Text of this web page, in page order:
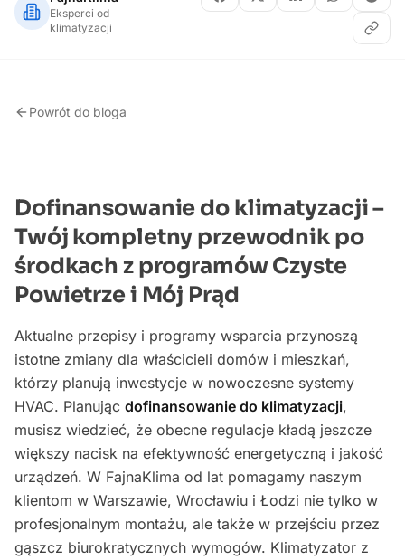
Eksperci od
klimatyzacji
Powrót do bloga
Dofinansowanie do klimatyzacji –
Twój kompletny przewodnik po
środkach z programów Czyste
Powietrze i Mój Prąd
Aktualne przepisy i programy wsparcia przynoszą
istotne zmiany dla właścicieli domów i mieszkań,
którzy planują inwestycje w nowoczesne systemy
HVAC. Planując dofinansowanie do klimatyzacji,
musisz wiedzieć, że obecne regulacje kładą jeszcze
większy nacisk na efektywność energetyczną i jakość
urządzeń. W FajnaKlima od lat pomagamy naszym
klientom w Warszawie, Wrocławiu i Łodzi nie tylko w
profesjonalnym montażu, ale także w przejściu przez
gąszcz biurokratycznych wymogów. Klimatyzator z